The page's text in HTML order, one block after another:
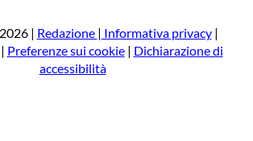
a
| Redazione | Informativa privacy|
Preferenze sui cookie| Dichiarazione di
accessibilità